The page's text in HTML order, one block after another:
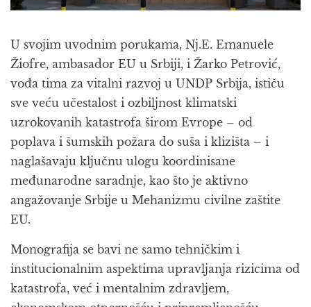
U svojim uvodnim porukama, Nj.E. Emanuele
Žiofre, ambasador EU u Srbiji, i Žarko Petrović,
vođa tima za vitalni razvoj u UNDP Srbija, ističu
sve veću učestalost i ozbiljnost klimatski
uzrokovanih katastrofa širom Evrope – od
poplava i šumskih požara do suša i klizišta – i
naglašavaju ključnu ulogu koordinisane
međunarodne saradnje, kao što je aktivno
angažovanje Srbije u Mehanizmu civilne zaštite
EU.
Monografija se bavi ne samo tehničkim i
institucionalnim aspektima upravljanja rizicima od
katastrofa, već i mentalnim zdravljem,